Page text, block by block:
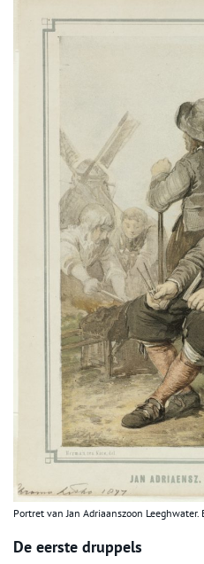
Portret van Jan Adriaanszoon
De eerste druppels